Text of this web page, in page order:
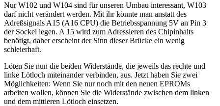
Nur W102 und W104 sind für unseren Umbau interessant, W103
darf nicht verändert werden. Mit ihr könnte man anstatt des
Adreßsignals A15 (A16 CPU) die Betriebsspannung 5V an Pin 3
der Sockel legen. A 15 wird zum Adressieren des Chipinhalts
benötigt, daher erscheint der Sinn dieser Brücke ein wenig
schleierhaft.
Löten Sie nun die beiden Widerstände, die jeweils das rechte und
linke Lötloch miteinander verbinden, aus. Jetzt haben Sie zwei
Möglichkeiten: Wenn Sie nur noch mit den neuen EPROMs
arbeiten wollen, können Sie die Widerstände zwischen dem linken
und dem mittleren Lötloch einsetzen.